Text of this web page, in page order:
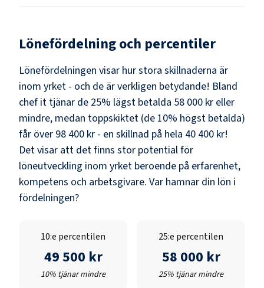
Lönefördelning och percentiler
Lönefördelningen visar hur stora skillnaderna är
inom yrket - och de är verkligen betydande! Bland
chef it tjänar de 25% lägst betalda 58 000 kr eller
mindre, medan toppskiktet (de 10% högst betalda)
får över 98 400 kr - en skillnad på hela 40 400 kr!
Det visar att det finns stor potential för
löneutveckling inom yrket beroende på erfarenhet,
kompetens och arbetsgivare. Var hamnar din lön i
fördelningen?
10:e percentilen
49 500 kr
10% tjänar mindre
25:e percentilen
58 000 kr
25% tjänar mindre